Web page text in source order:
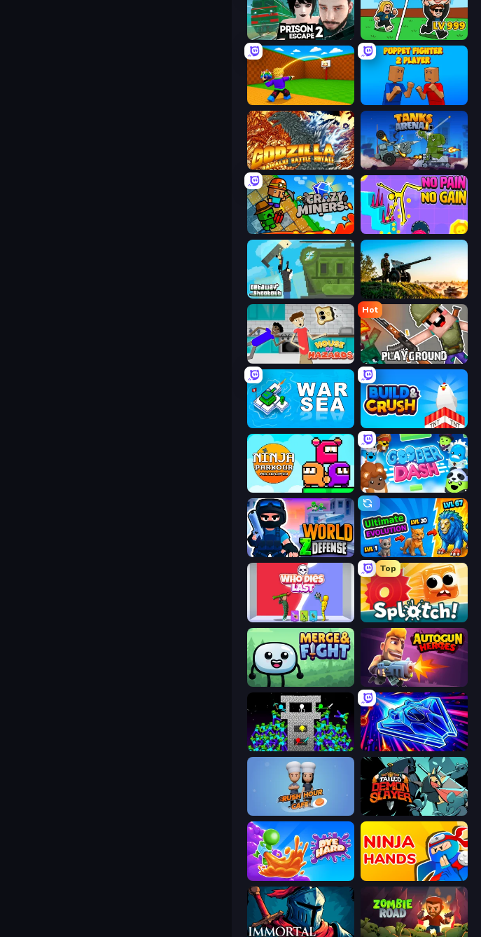
Prison Escape 2 Brainrot Arena Online
Throw a Lucky Block Puppet Fighter 2 Player
Godzilla Daikaiju Battle Royale Tanks Arena io: Craft & Combat
Crazy Miners No Pain No Gain - Ragdoll Sandbox
Getaway Shootout Artillery Vs Tanks
House of Hazards
Hot
Playground
War Sea Build and Crush
Ninja Parkour Multiplayer Goober Dash
World Z Defense - Zombie Defense Ultimate Evolution
Who Dies Last?
Top
Splotch!
Merge & Fight Autogun Heroes
Stick Epic Fighter Stellar Swarm
Rush Hour Cafe Tailed Demon Slayer
Dye Hard Ninja Hands